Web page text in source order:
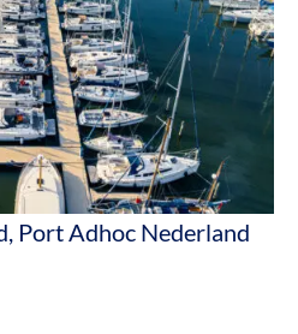
Port Adhoc Nederland